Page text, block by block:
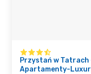
Przystań w Tatrach
Apartamenty-